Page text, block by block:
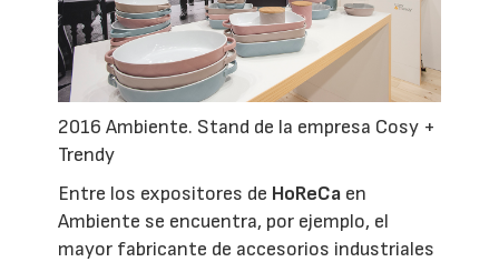
2016 Ambiente. Stand de la empresa Cosy +
Trendy
Entre los expositores de HoReCa en
Ambiente se encuentra, por ejemplo, el
mayor fabricante de accesorios industriales